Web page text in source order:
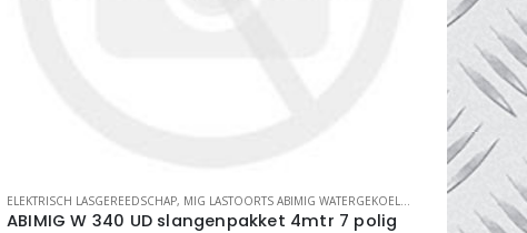
MIG LASTOORTSEN
ELEKTRISCH LASGEREEDSCHAP, MIG LASTOORTS ABIMIG WATERGEKOELDE MIG LASTOORTSEN
ABIMIG W 340 UD slangenpakket 4mtr 7 polig
ELEKTRISCH
ABIMIG